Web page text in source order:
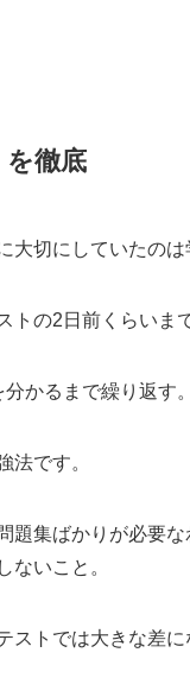
を徹底
切にしていたのは
の2日前くらいま
かるまで繰り返す。
法です。
題集ばかりが必要
ないこと。
ストでは大きな差に